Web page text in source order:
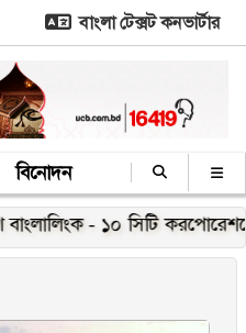
বাংলা টেক্সট কনভার্টার
বিনোদন
- ১০ সিটি করপোরেশনে ১২